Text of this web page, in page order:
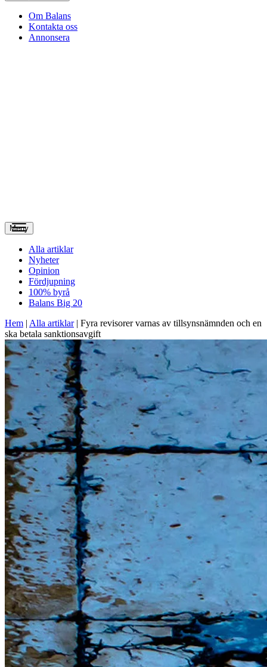
Om Balans
Kontakta oss
Annonsera
Meny
Alla artiklar
Nyheter
Opinion
Fördjupning
100% byrå
Balans Big 20
Hem | Alla artiklar| Fyra revisorer varnas av tillsynsnämnden och en
ska betala sanktionsavgift